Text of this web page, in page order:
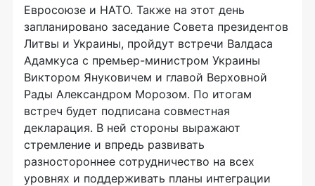
Евросоюзе и НАТО. Также на этот день
запланировано заседание Совета президентов
Литвы и Украины, пройдут встречи Валдаса
Адамкуса с премьер-министром Украины
Виктором Януковичем и главой Верховной
Рады Александром Морозом. По итогам
встреч будет подписана совместная
декларация. В ней стороны выражают
стремление и впредь развивать
разностороннее сотрудничество на всех
уровнях и поддерживать планы интеграции